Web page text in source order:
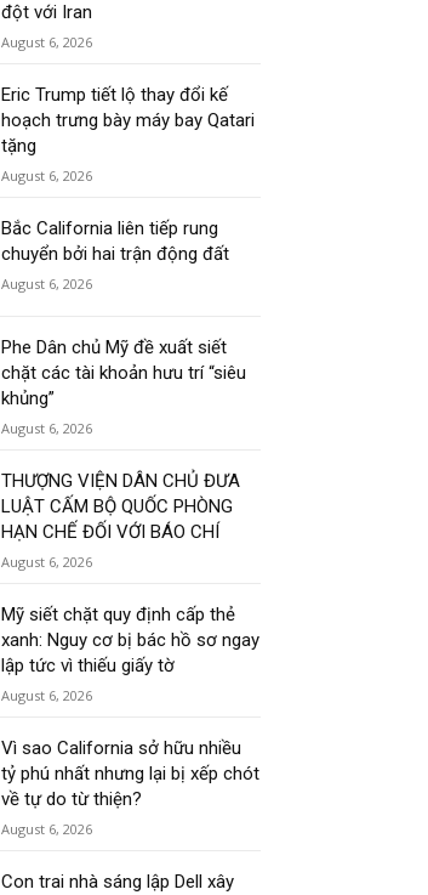
đột với Iran
August 6, 2026
Eric Trump tiết lộ thay đổi kế
hoạch trưng bày máy bay Qatari
tặng
August 6, 2026
Bắc California liên tiếp rung
chuyển bởi hai trận động đất
August 6, 2026
Phe Dân chủ Mỹ đề xuất siết
chặt các tài khoản hưu trí “siêu
khủng”
August 6, 2026
THƯỢNG VIỆN DÂN CHỦ ĐƯA
LUẬT CẤM BỘ QUỐC PHÒNG
HẠN CHẾ ĐỐI VỚI BÁO CHÍ
August 6, 2026
Mỹ siết chặt quy định cấp thẻ
xanh: Nguy cơ bị bác hồ sơ ngay
lập tức vì thiếu giấy tờ
August 6, 2026
Vì sao California sở hữu nhiều
tỷ phú nhất nhưng lại bị xếp chót
về tự do từ thiện?
August 6, 2026
Con trai nhà sáng lập Dell xây